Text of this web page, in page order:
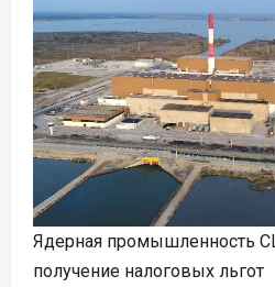
Ядерная промышленность
получение налоговых льгот